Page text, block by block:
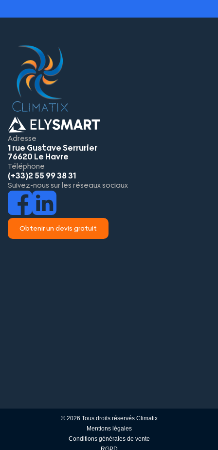
Adresse
1 rue Gustave Serrurier
76620 Le Havre
Téléphone
(+33)2 55 99 38 31
Suivez-nous sur les réseaux sociaux
Obtenir un devis gratuit
© 2026 Tous droits réservés Climatix
Mentions légales
Conditions générales de vente